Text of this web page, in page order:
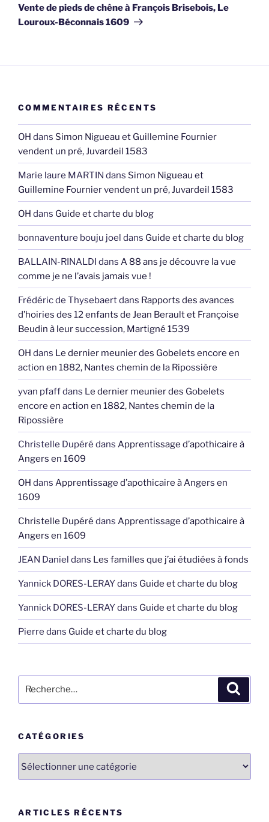
suivant
Vente de pieds de chêne à François Brisebois, Le
Louroux-Béconnais 1609
COMMENTAIRES RÉCENTS
OH dans Simon Nigueau et Guillemine Fournier
vendent un pré, Juvardeil 1583
Marie laure MARTIN dans Simon Nigueau et
Guillemine Fournier vendent un pré, Juvardeil 1583
OH dans Guide et charte du blog
bonnaventure bouju joel dans Guide et charte du blog
BALLAIN-RINALDI dans A 88 ans je découvre la vue
comme je ne l’avais jamais vue !
Frédéric de Thysebaertdans Rapports des avances
d’hoiries des 12 enfants de Jean Berault et Françoise
Beudin à leur succession, Martigné 1539
OH dans Le dernier meunier des Gobelets encore en
action en 1882, Nantes chemin de la Ripossière
yvan pfaffdans Le dernier meunier des Gobelets
encore en action en 1882, Nantes chemin de la
Ripossière
Christelle Dupéré dans Apprentissage d’apothicaire à
Angers en 1609
OH dans Apprentissage d’apothicaire à Angers en
1609
Christelle Dupéré dans Apprentissage d’apothicaire à
Angers en 1609
JEAN Daniel dans Les familles que j’ai étudiées à fonds
Yannick DORES-LERAYdans Guide et charte du blog
Yannick DORES-LERAYdans Guide et charte du blog
Pierre dans Guide et charte du blog
pour
CATÉGORIES
ARTICLES RÉCENTS